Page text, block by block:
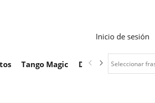
Inicio de sesión
Tango Magic Descargas